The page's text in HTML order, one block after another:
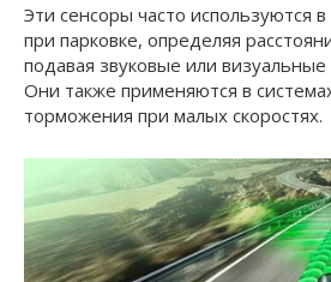
Эти сенсоры часто используются
при парковке, определяя
подавая звуковые или
Они также применяются в
торможения при малых скоростях.